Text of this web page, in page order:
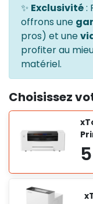
✨ Exclusivité:
offrons une
pros) et une
profiter au
matériel.
Choisissez